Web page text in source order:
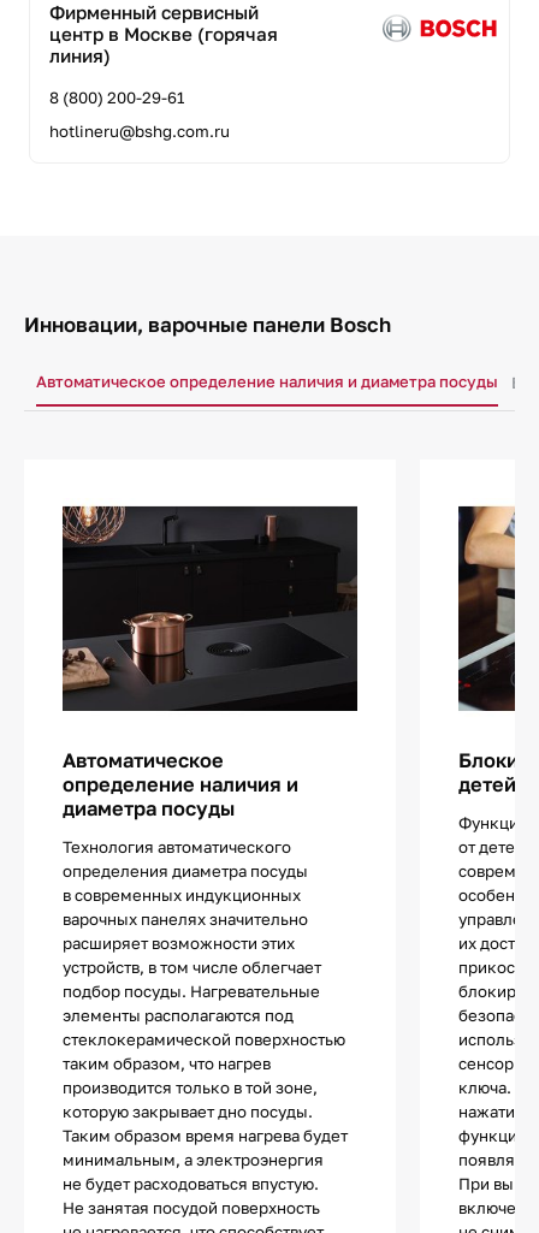
Фирменный сервисный
центр в Москве (горячая
линия)
8 (800) 200-29-61
hotlineru@bshg.com.ru
Инновации, варочные панели Bosch
Автоматическое определение наличия и диаметра посуды
Автоматическое
определение наличия и
диаметра посуды
Технология автоматического
определения диаметра посуды
в современных индукционных
варочных панелях значительно
расширяет возможности этих
устройств, в том числе облегчает
подбор посуды. Нагревательные
элементы располагаются под
стеклокерамической поверхностью
таким образом, что нагрев
производится только в той зоне,
которую закрывает дно посуды.
Таким образом время нагрева будет
минимальным, а электроэнергия
не будет расходоваться впустую.
Не занятая посудой поверхность
детей
Функцией
от детей
их
сенсор с
ключа.
нажатии
функции
При